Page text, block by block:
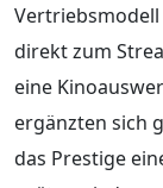
direkt zum
eine
ergänzten sich
das Prestige